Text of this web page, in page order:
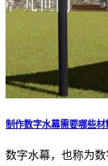
制作数字水幕需要哪些材
数字水幕，也称为